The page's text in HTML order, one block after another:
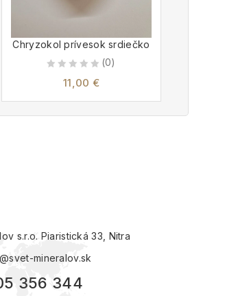
Chryzokol prívesok srdiečko
(0)
11,00 €
s.r.o. Piaristická 33, Nitra
mineralov.sk
356 344